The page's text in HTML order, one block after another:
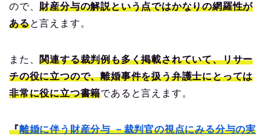
ので、財産分与の解説という点ではかなりの網羅性が
あると言えます。
また、関連する裁判例も多く掲載されていて、リサー
チの役に立つので、離婚事件を扱う弁護士にとっては
非常に役に立つ書籍であると言えます。
『離婚に伴う財産分与 －裁判官の視点にみる分与の実